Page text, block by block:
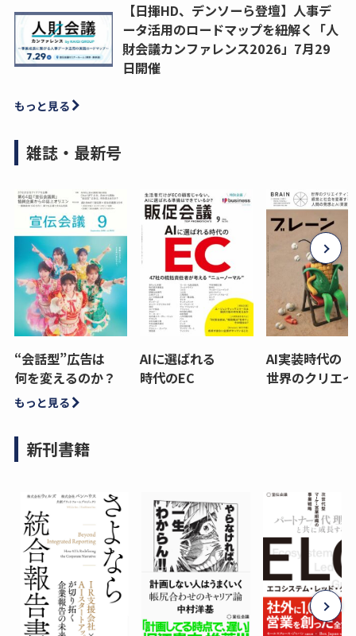
【日揮HD、デンソーら登壇】人事デ
ータ活用のロードマップを紐解く「人
財会議カンファレンス2026」7月29
日開催
もっと見る
雑誌・最新号
“会話型”広告は
何を変えるのか？
AIに選ばれる
時代のEC
AI実装時代の
世界のクリエ
もっと見る
新刊書籍